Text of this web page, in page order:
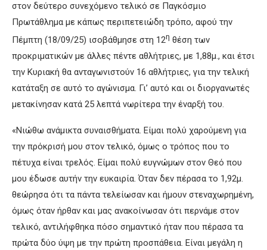
στον δεύτερο συνεχόμενο τελικό σε Παγκόσμιο
Πρωτάθλημα με κάπως περιπετειώδη τρόπο, αφού την
Πέμπτη (18/09/25) ισοβάθμησε στη 12η θέση των
προκριματικών με άλλες πέντε αθλήτριες, με 1,88μ., και έτσι
την Κυριακή θα ανταγωνιστούν 16 αθλήτριες, για την τελική
κατάταξη σε αυτό το αγώνισμα. Γι’ αυτό και οι διοργανωτές
μετακίνησαν κατά 25 λεπτά νωρίτερα την έναρξή του.
«Νιώθω ανάμικτα συναισθήματα. Είμαι πολύ χαρούμενη για
την πρόκρισή μου στον τελικό, όμως ο τρόπος που το
πέτυχα είναι τρελός. Είμαι πολύ ευγνώμων στον Θεό που
μου έδωσε αυτήν την ευκαιρία. Όταν δεν πέρασα το 1,92μ.
θεώρησα ότι τα πάντα τελείωσαν και ήμουν στεναχωρημένη,
όμως όταν ήρθαν και μας ανακοίνωσαν ότι περνάμε στον
τελικό, αντιλήφθηκα πόσο σημαντικό ήταν που πέρασα τα
πρώτα δύο ύψη με την πρώτη προσπάθεια. Είναι μεγάλη η